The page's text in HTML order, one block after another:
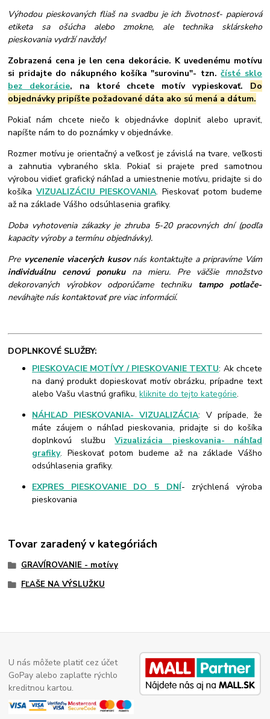
Výhodou pieskovaných fliaš na svadbu je ich životnosť- papierová
etiketa sa ošúcha alebo zmokne, ale technika sklárskeho
pieskovania vydrží navždy!
Zobrazená cena je len cena dekorácie. K uvedenému motívu
si pridajte do nákupného košíka "surovinu"- tzn.čísté sklo
bez dekorácie, na ktoré chcete motív vypieskovať. Do
objednávky pripíšte požadované dáta ako sú mená a dátum.
Pokiaľ nám chcete niečo k objednávke doplniť alebo upraviť,
napíšte nám to do poznámky v objednávke.
Rozmer motívu je orientačný a veľkosť je závislá na tvare, veľkosti
a zahnutia vybraného skla. Pokiaľ si prajete pred samotnou
výrobou vidieť grafický náhľad a umiestnenie motívu, pridajte si do
košíkaVIZUALIZÁCIU PIESKOVANIA. Pieskovať potom budeme
až na základe Vášho odsúhlasenia grafiky.
Doba vyhotovenia zákazky je zhruba 5-20 pracovných dní (podľa
kapacity výroby a termínu objednávky).
Pre vycenenie viacerých kusovnás kontaktujte a pripravíme Vám
individuálnu cenovú ponukuna mieru. Pre väčšie množstvo
dekorovaných výrobkov odporúčame techniku tampo potlače-
neváhajte nás kontaktovať pre viac informácií.
DOPLNKOVÉ SLUŽBY:
PIESKOVACIE MOTÍVY / PIESKOVANIE TEXTU: Ak chcete
na daný produkt dopieskovať motív obrázku, prípadne text
alebo Vašu vlastnú grafiku,kliknite do tejto kategórie.
NÁHĽAD PIESKOVANIA- VIZUALIZÁCIA: V prípade, že
máte záujem o náhľad pieskovania, pridajte si do košíka
doplnkovú službuVizualizácia pieskovania- náhľad
grafiky. Pieskovať potom budeme až na základe Vášho
odsúhlasenia grafiky.
EXPRES PIESKOVANIE DO 5 DNÍ- zrýchlená výroba
pieskovania
Tovar zaradený v kategóriách
GRAVÍROVANIE - motívy
FĽAŠE NA VÝSLUŽKU
U nás môžete platiť cez účet
GoPay alebo zaplaťte rýchlo
kreditnou kartou.